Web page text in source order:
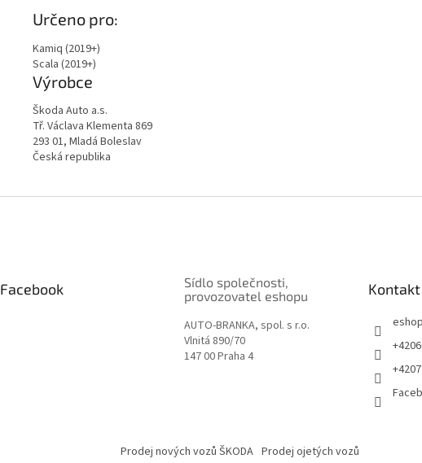
méně
Určeno pro:
Kamiq (2019+)
Scala (2019+)
Výrobce
Škoda Auto a.s.
Tř. Václava Klementa 869
293 01, Mladá Boleslav
Česká republika
Facebook
Sídlo společnosti,
provozovatel eshopu
AUTO-BRANKA, spol. s r.o.
Vlnitá 890/70
147 00 Praha 4
Kontakt
eshop
Prodej nových vozů ŠKODA Prodej ojetých vozů